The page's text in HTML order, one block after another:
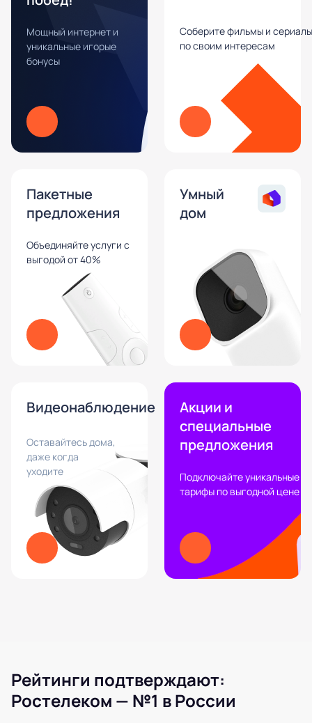
Мощный интернет и
уникальные игорые
бонусы
Соберите фильмы и сериалы
по своим интересам
Пакетные
предложения
Объединяйте услуги с
выгодой от 40%
Умный
дом
Видеонаблюдение
Оставайтесь дома,
даже когда
уходите
Акции и
специальные
предложения
Подключайте уникальные
тарифы по выгодной цене
Рейтинги подтверждают:
Ростелеком — №1 в России